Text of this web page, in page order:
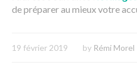
de préparer au mieux votre
19 février 2019 by Rémi Morel